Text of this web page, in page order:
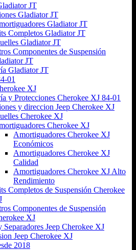
JT
Gladiator JT
Gladiator JT
Completos Gladiator JT
Gladiator JT
Componentes de Suspensión
JT
Gladiator JT
01
XJ
y Protecciones Cherokee XJ 84-01
y direccion Jeep Cherokee XJ
Cherokee XJ
Cherokee XJ
Amortiguadores Cherokee XJ
Económicos
Amortiguadores Cherokee XJ
Calidad
Amortiguadores Cherokee XJ Alto
Rendimiento
Completos de Suspensión Cherokee
Componentes de Suspensión
XJ
Separadores Jeep Cherokee XJ
Jeep Cherokee XJ
2018